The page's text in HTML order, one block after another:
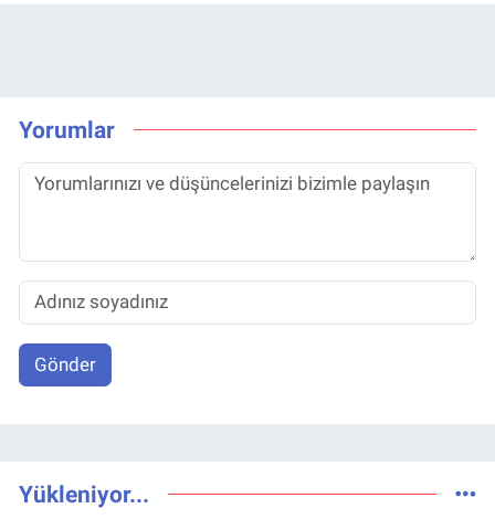
Yorumlar
Gönder
Yükleniyor...